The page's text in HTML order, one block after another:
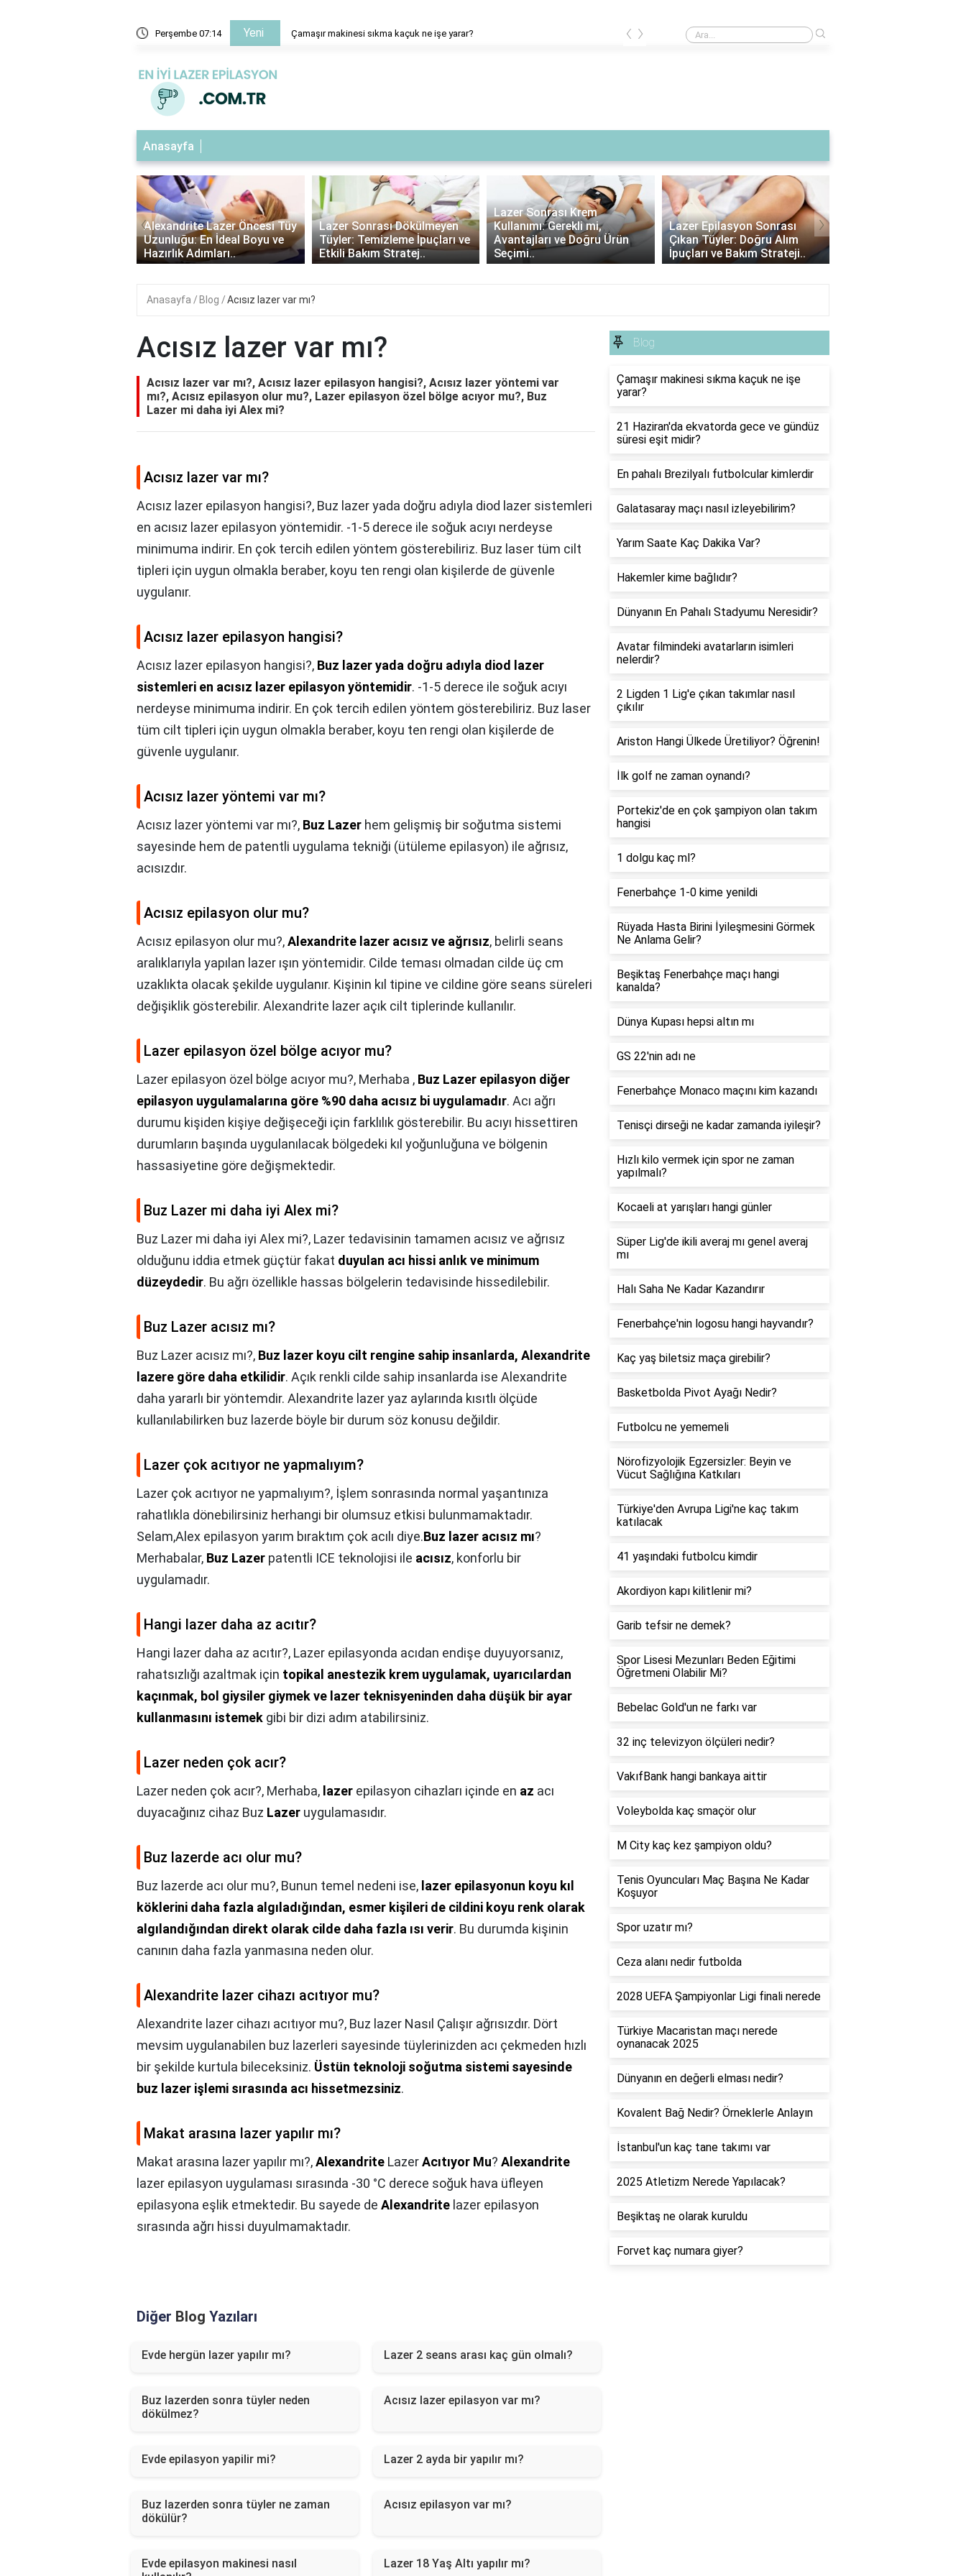
Perşembe 07:14 Yeni Çamaşır makinesi sıkma kaçuk ne işe yarar? Çamaşır makinesi sıkma kaçuk ne işe yarar?
‹ ›
Anasayfa
Alexandrite Lazer Öncesi Tüy
Uzunluğu: En İdeal Boyu ve
Hazırlık Adımları..
Lazer Sonrası Dökülmeyen
Tüyler: Temizleme İpuçları ve
Etkili Bakım Stratej..
Lazer Sonrası Krem
Kullanımı: Gerekli mi,
Avantajları ve Doğru Ürün
Seçimi..
Lazer Epilasyon Sonrası
Çıkan Tüyler: Doğru Alım
İpuçları ve Bakım Strateji..
‹ ›
Anasayfa Blog Acısız lazer var mı?
Acısız lazer var mı?
Acısız lazer var mı?, Acısız lazer epilasyon hangisi?, Acısız lazer yöntemi var
mı?, Acısız epilasyon olur mu?, Lazer epilasyon özel bölge acıyor mu?, Buz
Lazer mi daha iyi Alex mi?
Acısız lazer var mı?
Acısız lazer epilasyon hangisi?, Buz lazer yada doğru adıyla diod lazer sistemleri
en acısız lazer epilasyon yöntemidir. -1-5 derece ile soğuk acıyı nerdeyse
minimuma indirir. En çok tercih edilen yöntem gösterebiliriz. Buz laser tüm cilt
tipleri için uygun olmakla beraber, koyu ten rengi olan kişilerde de güvenle
uygulanır.
Acısız lazer epilasyon hangisi?
Acısız lazer epilasyon hangisi?, Buz lazer yada doğru adıyla diod lazer
sistemleri en acısız lazer epilasyon yöntemidir. -1-5 derece ile soğuk acıyı
nerdeyse minimuma indirir. En çok tercih edilen yöntem gösterebiliriz. Buz laser
tüm cilt tipleri için uygun olmakla beraber, koyu ten rengi olan kişilerde de
güvenle uygulanır.
Acısız lazer yöntemi var mı?
Acısız lazer yöntemi var mı?, Buz Lazer hem gelişmiş bir soğutma sistemi
sayesinde hem de patentli uygulama tekniği (ütüleme epilasyon) ile ağrısız,
acısızdır.
Acısız epilasyon olur mu?
Acısız epilasyon olur mu?,Alexandrite lazer acısız ve ağrısız, belirli seans
aralıklarıyla yapılan lazer ışın yöntemidir. Cilde teması olmadan cilde üç cm
uzaklıkta olacak şekilde uygulanır. Kişinin kıl tipine ve cildine göre seans süreleri
değişiklik gösterebilir. Alexandrite lazer açık cilt tiplerinde kullanılır.
Lazer epilasyon özel bölge acıyor mu?
Lazer epilasyon özel bölge acıyor mu?, Merhaba , Buz Lazer epilasyon diğer
epilasyon uygulamalarına göre %90 daha acısız bi uygulamadır. Acı ağrı
durumu kişiden kişiye değişeceği için farklılık gösterebilir. Bu acıyı hissettiren
durumların başında uygulanılacak bölgedeki kıl yoğunluğuna ve bölgenin
hassasiyetine göre değişmektedir.
Buz Lazer mi daha iyi Alex mi?
Buz Lazer mi daha iyi Alex mi?, Lazer tedavisinin tamamen acısız ve ağrısız
olduğunu iddia etmek güçtür fakat duyulan acı hissi anlık ve minimum
düzeydedir. Bu ağrı özellikle hassas bölgelerin tedavisinde hissedilebilir.
Buz Lazer acısız mı?
Buz Lazer acısız mı?, Buz lazer koyu cilt rengine sahip insanlarda, Alexandrite
lazere göre daha etkilidir. Açık renkli cilde sahip insanlarda ise Alexandrite
daha yararlı bir yöntemdir. Alexandrite lazer yaz aylarında kısıtlı ölçüde
kullanılabilirken buz lazerde böyle bir durum söz konusu değildir.
Lazer çok acıtıyor ne yapmalıyım?
Lazer çok acıtıyor ne yapmalıyım?, İşlem sonrasında normal yaşantınıza
rahatlıkla dönebilirsiniz herhangi bir olumsuz etkisi bulunmamaktadır.
Selam,Alex epilasyon yarım bıraktım çok acılı diye.Buz lazer acısız mı?
Merhabalar, Buz Lazer patentli ICE teknolojisi ile acısız, konforlu bir
uygulamadır.
Hangi lazer daha az acıtır?
Hangi lazer daha az acıtır?, Lazer epilasyonda acıdan endişe duyuyorsanız,
rahatsızlığı azaltmak için topikal anestezik krem uygulamak, uyarıcılardan
kaçınmak, bol giysiler giymek ve lazer teknisyeninden daha düşük bir ayar
kullanmasını istemek gibi bir dizi adım atabilirsiniz.
Lazer neden çok acır?
Lazer neden çok acır?, Merhaba, lazer epilasyon cihazları içinde en az acı
duyacağınız cihaz Buz Lazer uygulamasıdır.
Buz lazerde acı olur mu?
Buz lazerde acı olur mu?, Bunun temel nedeni ise, lazer epilasyonun koyu kıl
köklerini daha fazla algıladığından, esmer kişileri de cildini koyu renk olarak
algılandığından direkt olarak cilde daha fazla ısı verir. Bu durumda kişinin
canının daha fazla yanmasına neden olur.
Alexandrite lazer cihazı acıtıyor mu?
Alexandrite lazer cihazı acıtıyor mu?, Buz lazer Nasıl Çalışır ağrısızdır. Dört
mevsim uygulanabilen buz lazerleri sayesinde tüylerinizden acı çekmeden hızlı
bir şekilde kurtula bileceksiniz. Üstün teknoloji soğutma sistemi sayesinde
buz lazer işlemi sırasında acı hissetmezsiniz.
Makat arasına lazer yapılır mı?
Makat arasına lazer yapılır mı?,Alexandrite LazerAcıtıyor Mu? Alexandrite
lazer epilasyon uygulaması sırasında -30 °C derece soğuk hava üfleyen
epilasyona eşlik etmektedir. Bu sayede de Alexandrite lazer epilasyon
sırasında ağrı hissi duyulmamaktadır.
Diğer Blog Yazıları
Evde hergün lazer yapılır mı? Lazer 2 seans arası kaç gün olmalı?
Buz lazerden sonra tüyler neden
dökülmez?
Acısız lazer epilasyon var mı?
Evde epilasyon yapilir mi? Lazer 2 ayda bir yapılır mı?
Buz lazerden sonra tüyler ne zaman
dökülür?
Acısız epilasyon var mı?
Evde epilasyon makinesi nasıl
Lazer 18 Yaş Altı yapılır mı?
Blog
Çamaşır makinesi sıkma kaçuk ne işe
yarar?
21 Haziran'da ekvatorda gece ve gündüz
süresi eşit midir?
En pahalı Brezilyalı futbolcular kimlerdir
Galatasaray maçı nasıl izleyebilirim?
Yarım Saate Kaç Dakika Var?
Hakemler kime bağlıdır?
Dünyanın En Pahalı Stadyumu Neresidir?
Avatar filmindeki avatarların isimleri
nelerdir?
2 Ligden 1 Lig'e çıkan takımlar nasıl
çıkılır
Ariston Hangi Ülkede Üretiliyor? Öğrenin!
İlk golf ne zaman oynandı?
Portekiz'de en çok şampiyon olan takım
hangisi
1 dolgu kaç ml?
Fenerbahçe 1-0 kime yenildi
Rüyada Hasta Birini İyileşmesini Görmek
Ne Anlama Gelir?
Beşiktaş Fenerbahçe maçı hangi
kanalda?
Dünya Kupası hepsi altın mı
GS 22'nin adı ne
Fenerbahçe Monaco maçını kim kazandı
Tenisçi dirseği ne kadar zamanda iyileşir?
Hızlı kilo vermek için spor ne zaman
yapılmalı?
Kocaeli at yarışları hangi günler
Süper Lig'de ikili averaj mı genel averaj
mı
Halı Saha Ne Kadar Kazandırır
Fenerbahçe'nin logosu hangi hayvandır?
Kaç yaş biletsiz maça girebilir?
Basketbolda Pivot Ayağı Nedir?
Futbolcu ne yememeli
Nörofizyolojik Egzersizler: Beyin ve
Vücut Sağlığına Katkıları
Türkiye'den Avrupa Ligi'ne kaç takım
katılacak
41 yaşındaki futbolcu kimdir
Akordiyon kapı kilitlenir mi?
Garib tefsir ne demek?
Spor Lisesi Mezunları Beden Eğitimi
Öğretmeni Olabilir Mi?
Bebelac Gold'un ne farkı var
32 inç televizyon ölçüleri nedir?
VakıfBank hangi bankaya aittir
Voleybolda kaç smaçör olur
M City kaç kez şampiyon oldu?
Tenis Oyuncuları Maç Başına Ne Kadar
Koşuyor
Spor uzatır mı?
Ceza alanı nedir futbolda
2028 UEFA Şampiyonlar Ligi finali nerede
Türkiye Macaristan maçı nerede
oynanacak 2025
Dünyanın en değerli elması nedir?
Kovalent Bağ Nedir? Örneklerle Anlayın
İstanbul'un kaç tane takımı var
2025 Atletizm Nerede Yapılacak?
Beşiktaş ne olarak kuruldu
Forvet kaç numara giyer?